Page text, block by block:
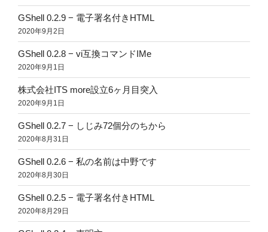
GShell 0.2.9 − 電子署名付きHTML
2020年9月2日
GShell 0.2.8 − vi互換コマンドIMe
2020年9月1日
株式会社ITS more設立6ヶ月目突入
2020年9月1日
GShell 0.2.7 − しじみ72個分のちから
2020年8月31日
GShell 0.2.6 − 私の名前は中野です
2020年8月30日
GShell 0.2.5 − 電子署名付きHTML
2020年8月29日